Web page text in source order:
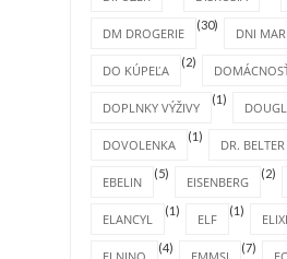
DM DROGERIE
(30)
DNI
DO KÚPEĽA
(2)
DOPLNKY VÝŽIVY
(1)
DOVOLENKA
(1)
DR. BELTER
EBELIN
(5)
EISENBERG
(2)
ELANCYL
(1)
ELF
(1)
ELIXI
(4) (7)